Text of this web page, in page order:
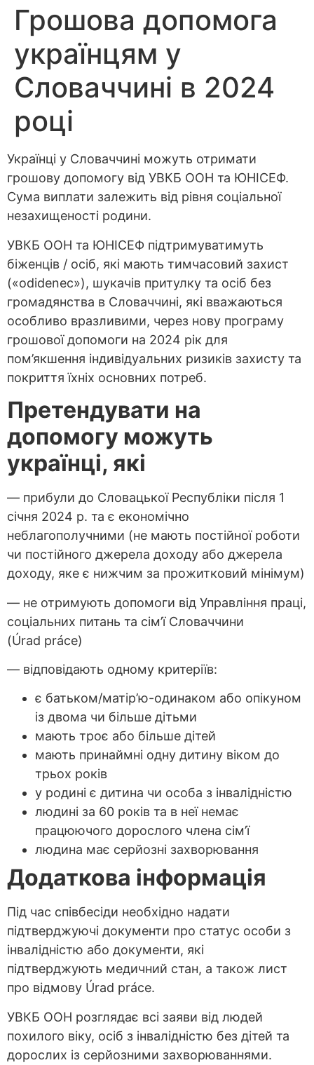
Грошова допомога
українцям у
Словаччині в 2024
році
Українці у Словаччині можуть отримати
грошову допомогу від УВКБ ООН та ЮНІСЕФ.
Сума виплати залежить від рівня соціальної
незахищеності родини.
УВКБ ООН та ЮНІСЕФ підтримуватимуть
біженців / осіб, які мають тимчасовий захист
(«odidenec»), шукачів притулку та осіб без
громадянства в Словаччині, які вважаються
особливо вразливими, через нову програму
грошової допомоги на 2024 рік для
пом’якшення індивідуальних ризиків захисту та
покриття їхніх основних потреб.
Претендувати на
допомогу можуть
українці, які
— прибули до Словацької Республіки після 1
січня 2024 р. та є економічно
неблагополучними (не мають постійної роботи
чи постійного джерела доходу або джерела
доходу, яке є нижчим за прожитковий мінімум)
— не отримують допомоги від Управління праці,
соціальних питань та сім’ї Словаччини
(Úrad práce)
— відповідають одному критеріїв:
є батьком/матір’ю-одинаком або опікуном
із двома чи більше дітьми
мають троє або більше дітей
мають принаймні одну дитину віком до
трьох років
у родині є дитина чи особа з інвалідністю
людині за 60 років та в неї немає
працюючого дорослого члена сім’ї
людина має серйозні захворювання
Додаткова інформація
Під час співбесіди необхідно надати
підтверджуючі документи про статус особи з
інвалідністю або документи, які
підтверджують медичний стан, а також лист
про відмову Úrad práce.
УВКБ ООН розглядає всі заяви від людей
похилого віку, осіб з інвалідністю без дітей та
дорослих із серйозними захворюваннями.